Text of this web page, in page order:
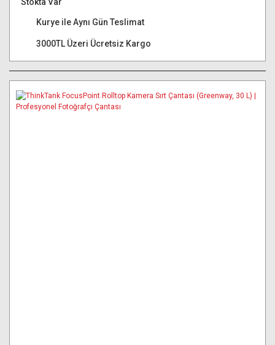
Kurye ile Aynı Gün Teslimat
3000TL Üzeri Ücretsiz Kargo